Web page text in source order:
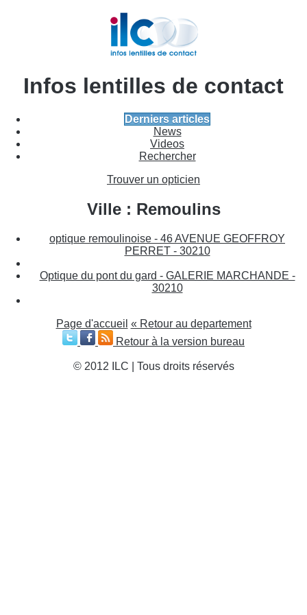
Infos lentilles de contact
Derniers articles
News
Videos
Rechercher
Trouver un opticien
Ville : Remoulins
optique remoulinoise - 46 AVENUE GEOFFROY
PERRET - 30210
Optique du pont du gard - GALERIE MARCHANDE -
30210
Page d'accueil « Retour au departement
Retour à la version bureau
© 2012 ILC | Tous droits réservés